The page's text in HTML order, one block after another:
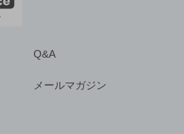
Q&A
メールマガジン